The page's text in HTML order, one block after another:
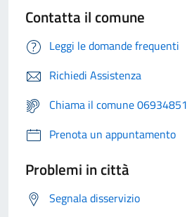
Contatta il comune
Leggi le domande frequenti
Richiedi Assistenza
Chiama il comune 06934851
Prenota un appuntamento
Problemi in città
Segnala disservizio